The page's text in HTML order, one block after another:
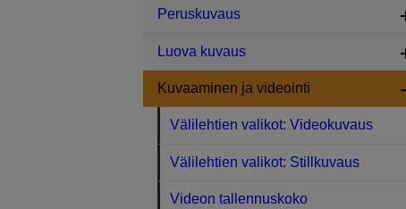
Peruskuvaus
Luova kuvaus
Kuvaaminen ja videointi
Välilehtien valikot: Videokuvaus
Välilehtien valikot: Stillkuvaus
Videon tallennuskoko